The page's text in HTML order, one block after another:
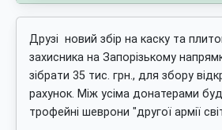
Друзі новий збір на каску та
захисника на Запорізькому
зібрати 35 тис. грн., для збору
рахунок. Між усіма донатерами
трофейні шеврони "другої армії